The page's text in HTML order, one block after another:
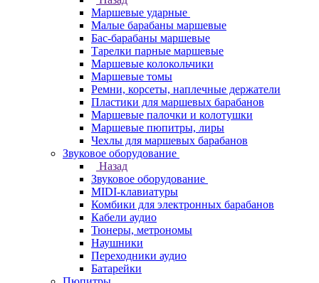
Маршевые ударные
Малые барабаны маршевые
Бас-барабаны маршевые
Тарелки парные маршевые
Маршевые колокольчики
Маршевые томы
Ремни, корсеты, наплечные держатели
Пластики для маршевых барабанов
Маршевые палочки и колотушки
Маршевые пюпитры, лиры
Чехлы для маршевых барабанов
Звуковое оборудование
Назад
Звуковое оборудование
MIDI-клавиатуры
Комбики для электронных барабанов
Кабели аудио
Тюнеры, метрономы
Наушники
Переходники аудио
Батарейки